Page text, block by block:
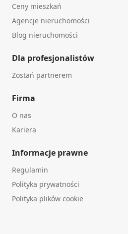
Ceny mieszkań
Agencje nieruchomości
Blog nieruchomości
Dla profesjonalistów
Zostań partnerem
Firma
O nas
Kariera
Informacje prawne
Regulamin
Polityka prywatności
Polityka plików cookie